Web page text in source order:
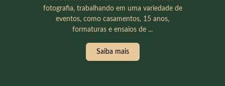
fotografia, trabalhando em uma variedade de
eventos, como casamentos, 15 anos,
formaturas e ensaios de ...
Saiba mais